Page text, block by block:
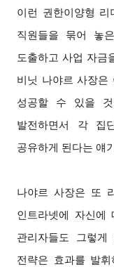
이런 권한이양형 리
직원들을 묶어 놓
도출하고 사업 자금
비닛 나야르 사장은
성공할 수 있을 것
발전하면서 각 집
공유하게 된다는 얘
나야르 사장은 또
인트라넷에 자신에
관리자들도 그렇
전략은 효과를 발